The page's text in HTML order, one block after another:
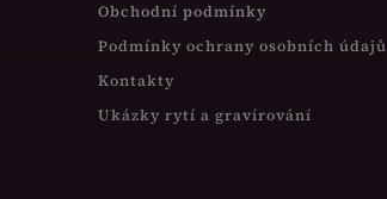
Obchodní podmínky
Podmínky ochrany osobních údajů
Kontakty
Ukázky rytí a gravírování